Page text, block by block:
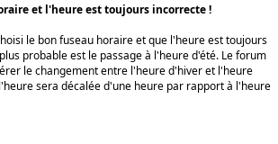
et l'heure est toujours incorrecte !
le bon fuseau horaire et que l'heure est toujours
probable est le passage à l'heure d'été. Le forum
le changement entre l'heure d'hiver et l'heure
sera décalée d'une heure par rapport à l'heure